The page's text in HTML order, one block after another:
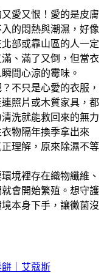
愛又恨！愛的是皮膚
的悶熱與潮濕，好像
部或靠山區的人一定
、滿了又倒，但當衣
間心涼的霉味。
不只是心愛的衣服，
照片或木質家具，都
洗就能救回來的無力
物隔年換季拿出來
理解，原來除濕不等
境裡存在織物纖維、
會開始繁殖。想守護
本身下手，讓黴菌沒
餅｜艾蔻斯